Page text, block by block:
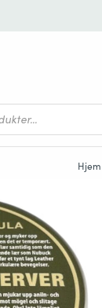
Hjem